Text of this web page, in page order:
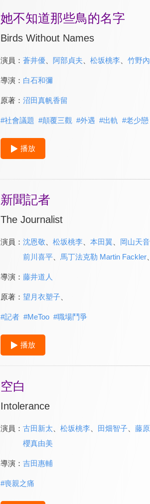
她不知道那些鳥的名字
Birds Without Names
演員： 蒼井優、 阿部貞夫 松坂桃李 竹野
導演： 白石和彌
原著： 沼田真帆香留
#社會議題 #顛覆三觀 #外遇 #出軌 #老少戀
播放
新聞記者
The Journalist
演員： 沈恩敬 松坂桃李 本田翼 岡山天音
前川喜平、 馬丁法克勒 Martin Fackler、
導演： 藤井道人
原著： 望月衣塑子、
#記者 #MeToo #職場鬥爭
播放
空白
Intolerance
演員： 古田新太 松坂桃李 田畑智子、 藤
櫻真由美
導演： 吉田惠輔
#喪親之痛